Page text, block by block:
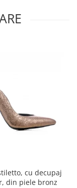
cu decupaj
din piele bronz